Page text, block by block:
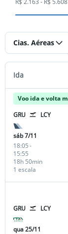
Cias. Aéreas
Ida
Voo ida e volta
GRU
LCY
sáb 7/11
18:05-
15:55
1 escala
18h 50min
GRU LCY
qua 25/11